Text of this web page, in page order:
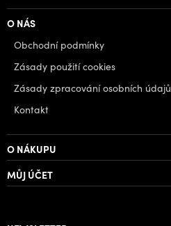
O NÁS
Obchodní podmínky
Zásady použití cookies
Zásady zpracování osobních údajů
Kontakt
O NÁKUPU
MŮJ ÚČET